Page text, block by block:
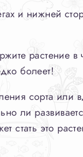
и нижней
растение
болеет!
сорта или
ли
стать это